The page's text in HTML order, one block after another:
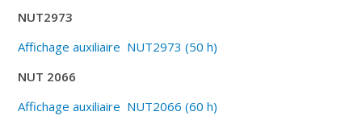
NUT2973
Affichage auxiliaire NUT2973 (50 h)
NUT 2066
Affichage auxiliaire NUT2066 (60 h)